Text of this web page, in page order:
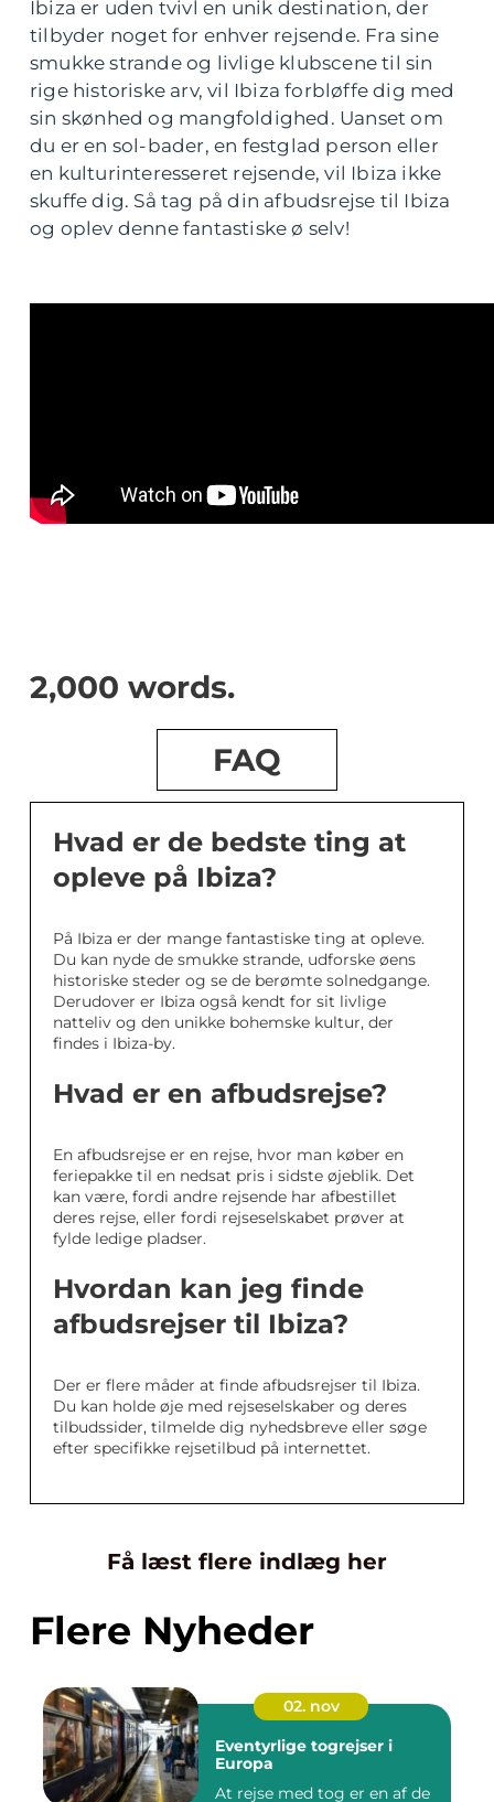
Ibiza er uden tvivl en unik destination, der
tilbyder noget for enhver rejsende. Fra sine
smukke strande og livlige klubscene til sin
rige historiske arv, vil Ibiza forbløffe dig med
sin skønhed og mangfoldighed. Uanset om
du er en sol-bader, en festglad person eller
en kulturinteresseret rejsende, vil Ibiza ikke
skuffe dig. Så tag på din afbudsrejse til Ibiza
og oplev denne fantastiske ø selv!
2,000 words.
FAQ
Hvad er de bedste ting at
opleve på Ibiza?
På Ibiza er der mange fantastiske ting at opleve.
Du kan nyde de smukke strande, udforske øens
historiske steder og se de berømte solnedgange.
Derudover er Ibiza også kendt for sit livlige
natteliv og den unikke bohemske kultur, der
findes i Ibiza-by.
Hvad er en afbudsrejse?
En afbudsrejse er en rejse, hvor man køber en
feriepakke til en nedsat pris i sidste øjeblik. Det
kan være, fordi andre rejsende har afbestillet
deres rejse, eller fordi rejseselskabet prøver at
fylde ledige pladser.
Hvordan kan jeg finde
afbudsrejser til Ibiza?
Der er flere måder at finde afbudsrejser til Ibiza.
Du kan holde øje med rejseselskaber og deres
tilbudssider, tilmelde dig nyhedsbreve eller søge
efter specifikke rejsetilbud på internettet.
Få læst flere indlæg her
Flere Nyheder
02. nov
Eventyrlige togrejser i
Europa
At rejse med tog er en af de